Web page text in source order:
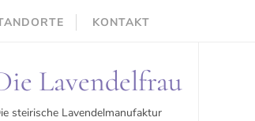
KONTAKT
Lavendelfrau
steirische Lavendelmanufaktur